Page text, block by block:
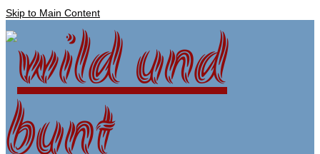
Skip to Main Content